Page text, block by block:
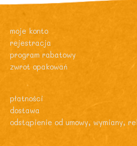
moje konto
rejestracja
program rabatowy
zwrot opakowań
płatności
dostawa
odstąpienie od umowy, wymiany,